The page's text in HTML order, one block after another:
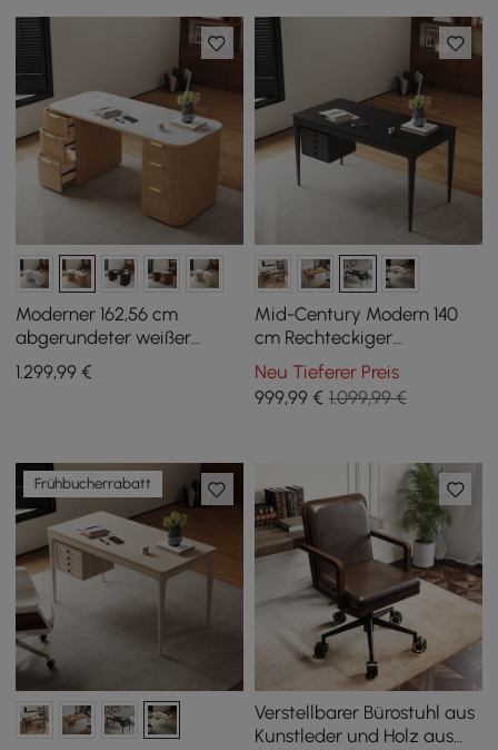
Moderner 162,56 cm
abgerundeter weißer
Sinterstein-Schreibtisch
mit zwei Ablagefächern
1.299,99 €
Mid-Century Modern 140
cm Rechteckiger
Schreibtisch aus
schwarzem Eschenholz mit
3 Schubladen
Neu Tieferer Preis
999,99€ 1.099,99 €
Frühbucherrabatt
Verstellbarer Bürostuhl aus
Kunstleder und Holz aus